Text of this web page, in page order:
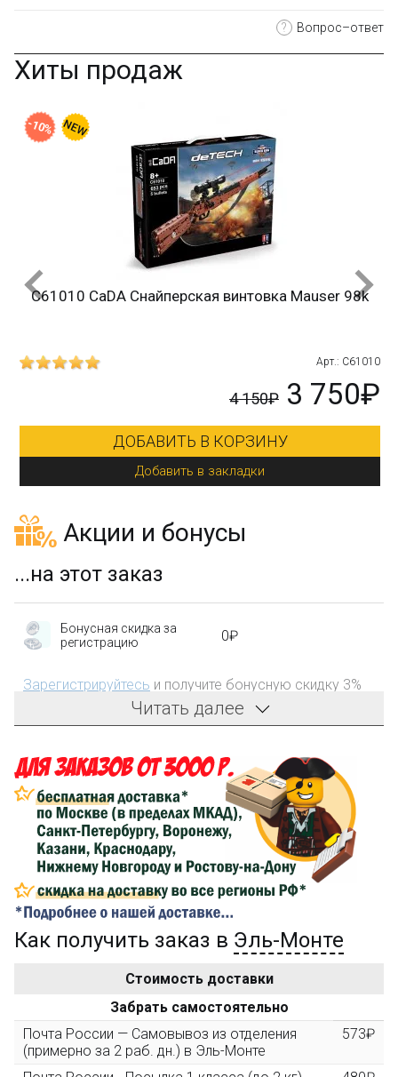
? Вопрос–ответ
Хиты продаж
C61010 CaDA Снайперская винтовка Mauser 98k
Арт.: C61010
4 150₽ 3 750₽
ДОБАВИТЬ В КОРЗИНУ
Добавить в закладки
-10%
Акции и бонусы
...на этот заказ
Бонусная скидка за
регистрацию
0₽
Зарегистрируйтесь и получите бонусную скидку 3%
на первый заказ!
затрат на доставку
Сделайте заказ на сумму не менее 3 000₽, оплатите
его на карту Сбербанка и получите 150₽ на
компенсацию доставки.
...на следующий заказ
Золотая скидка
персональная
10%
3000 рублей, Вы получите постоянную скидку на все
повторные заказы - 10%
Читать далее
Как получить заказ в Эль-Монте
Стоимость доставки
Забрать самостоятельно
Почта России — Самовывоз из отделения
(примерно за 2 раб. дн.) в Эль-Монте
573₽